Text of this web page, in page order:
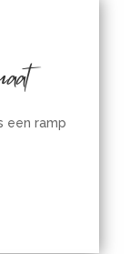
een ramp